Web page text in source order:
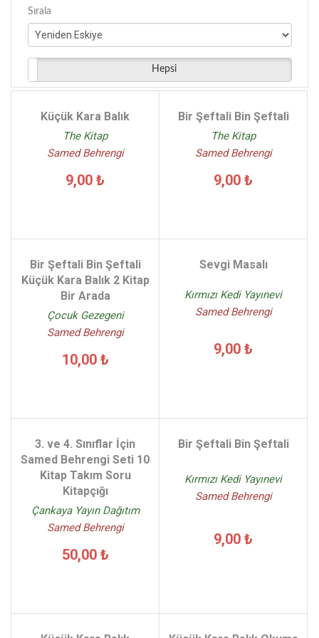
Rönesans Yayınları - (7)
Kültürperest Yayınları - (8)
Sırala
Hepsi
Küçük Kara Balık
The Kitap
Samed Behrengi
9,00 ₺
Bir Şeftali Bin Şeftali
The Kitap
Samed Behrengi
9,00 ₺
Bir Şeftali Bin Şeftali
Küçük Kara Balık 2 Kitap
Bir Arada
Çocuk Gezegeni
Samed Behrengi
10,00 ₺
Sevgi Masalı
Kırmızı Kedi Yayınevi
Samed Behrengi
9,00 ₺
3. ve 4. Sınıflar İçin
Samed Behrengi Seti 10
Kitap Takım Soru
Kitapçığı
Çankaya Yayın Dağıtım
Samed Behrengi
50,00 ₺
Bir Şeftali Bin Şeftali
Kırmızı Kedi Yayınevi
Samed Behrengi
9,00 ₺